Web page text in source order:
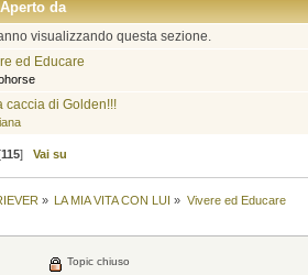
Aperto da
visualizzando questa sezione.
ed Educare
caccia di Golden!!!
115]Vai su
» LA MIA VITA CON LUI » Vivere ed Educare
Topic chiuso